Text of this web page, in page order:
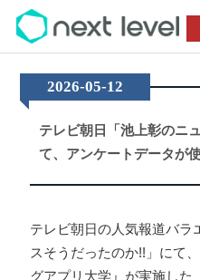
2026-05-12
テレビ朝日「池上彰のニ
て、アンケートデータが
テレビ朝日の人気報道バラ
スそうだったのか!!」にて
グアプリ大学』が実施した